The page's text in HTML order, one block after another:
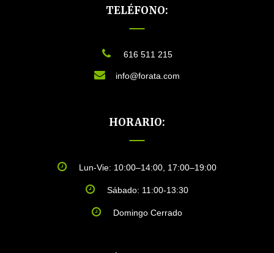
TELÉFONO:
616 511 215
info@forata.com
HORARIO:
Lun-Vie: 10:00–14:00, 17:00–19:00
Sábado: 11:00-13:30
Domingo Cerrado